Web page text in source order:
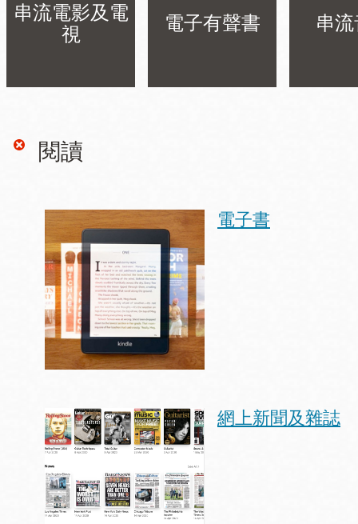
串流電影及電
視
電子有聲書 串
閱讀
電子書
網上新聞及雜誌